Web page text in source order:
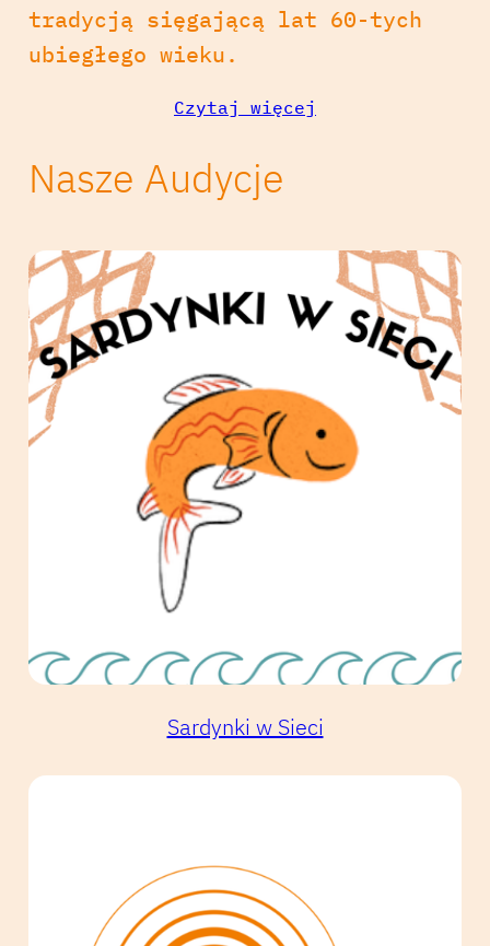
tradycją sięgającą lat 60-tych
ubiegłego wieku.
Czytaj więcej
Nasze Audycje
Sardynki w Sieci